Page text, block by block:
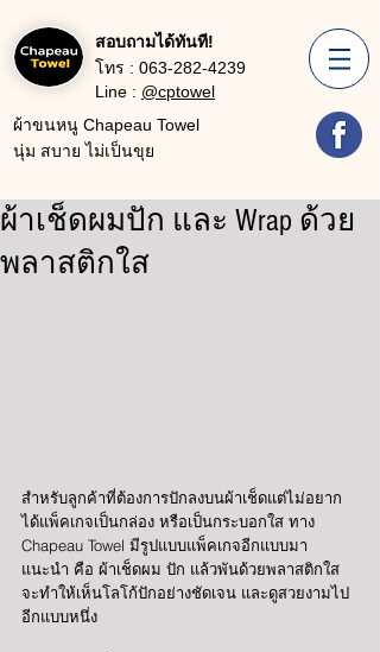
สอบถามได้ทันที!
โทร : 063-282-4239
Line : @cptowel
ผ้าขนหนู Chapeau Towel
นุ่ม สบาย ไม่เป็นขุย
ผ้าเช็ดผมปัก และ Wrap ด้วย
พลาสติกใส
สำหรับลูกค้าที่ต้องการปักลงบนผ้าเช็ดแต่ไม่อยาก
ได้แพ็คเกจเป็นกล่อง หรือเป็นกระบอกใส ทาง
Chapeau Towel มีรูปแบบแพ็คเกจอีกแบบมา
แนะนำ คือ ผ้าเช็ดผม ปัก แล้วพันด้วยพลาสติกใส
จะทำให้เห็นโลโก้ปักอย่างชัดเจน และดูสวยงามไป
อีกแบบหนึ่ง